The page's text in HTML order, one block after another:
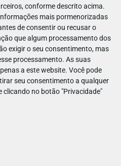
conforme descrito acima.
mais pormenorizadas
de consentir ou recusar o
que algum processamento dos
exigir o seu consentimento, mas
processamento. As suas
a este website. Você pode
seu consentimento a qualquer
clicando no botão "Privacidade"